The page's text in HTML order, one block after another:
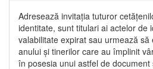
Adresează invitația tuturor
identitate, sunt titulari ai actelor de
valabilitate expirat sau urmează
anului și tinerilor care au împlinit
în posesia unui astfel de